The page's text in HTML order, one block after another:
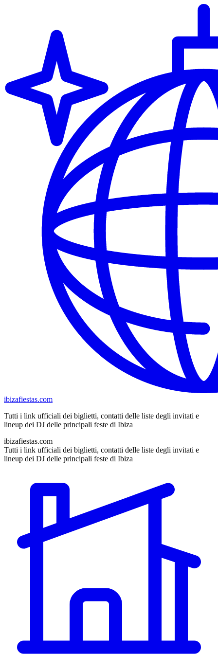
ibizafiestas.com
Tutti i link ufficiali dei biglietti, contatti delle liste degli invitati e
lineup dei DJ delle principali feste di Ibiza
ibizafiestas.com
Tutti i link ufficiali dei biglietti, contatti delle liste degli invitati e
lineup dei DJ delle principali feste di Ibiza